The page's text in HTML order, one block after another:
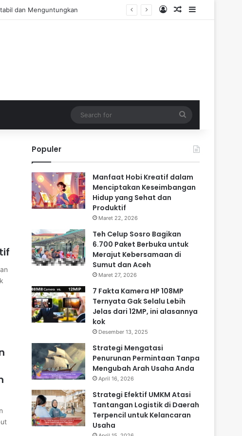
Pengalaman Praktis Log InRandom Article
Sidebar
for
Populer
Manfaat Hobi Kreatif dalam
Menciptakan Keseimbangan
Hidup yang Sehat dan
Produktif
Maret 22, 2026
Teh Celup Sosro Bagikan
6.700 Paket Berbuka untuk
Merajut Kebersamaan di
Sumut dan Aceh
Maret 27, 2026
7 Fakta Kamera HP 108MP
Ternyata Gak Selalu Lebih
Jelas dari 12MP, ini alasannya
kok
Desember 13, 2025
Strategi Mengatasi
Penurunan Permintaan Tanpa
Mengubah Arah Usaha Anda
April 16, 2026
Strategi Efektif UMKM Atasi
Tantangan Logistik di Daerah
Terpencil untuk Kelancaran
Usaha